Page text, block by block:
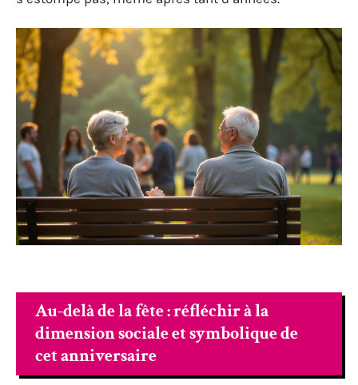
Au-delà de la fête : réfléchir à la
dimension sociale et symbolique de
cet anniversaire